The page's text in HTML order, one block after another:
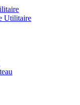
Utilitaire